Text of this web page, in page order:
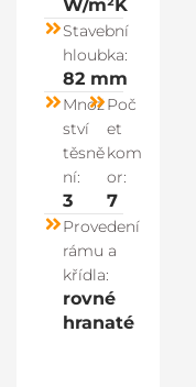
W/m²K
Stavební
hloubka:
82 mm
Množ
ství
těsně
ní:
3
Poč
et
kom
or:
7
Provedení
rámu a
křídla:
rovné
hranaté